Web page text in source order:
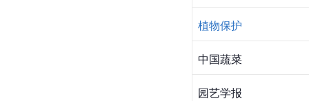
植物保护
中国蔬菜
园艺学报